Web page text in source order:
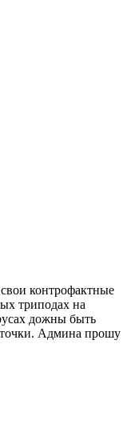
контрофактные
триподах на
дожны быть
Админа прошу